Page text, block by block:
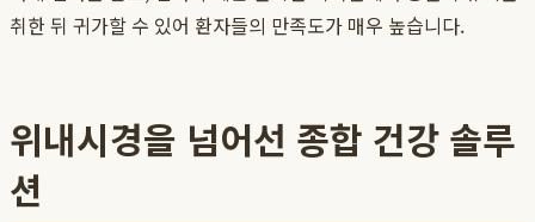
취한 뒤 귀가할 수 있어 환자들의 만족도가 매우 높습니다.
위내시경을 넘어선 종합 건강 솔루
션